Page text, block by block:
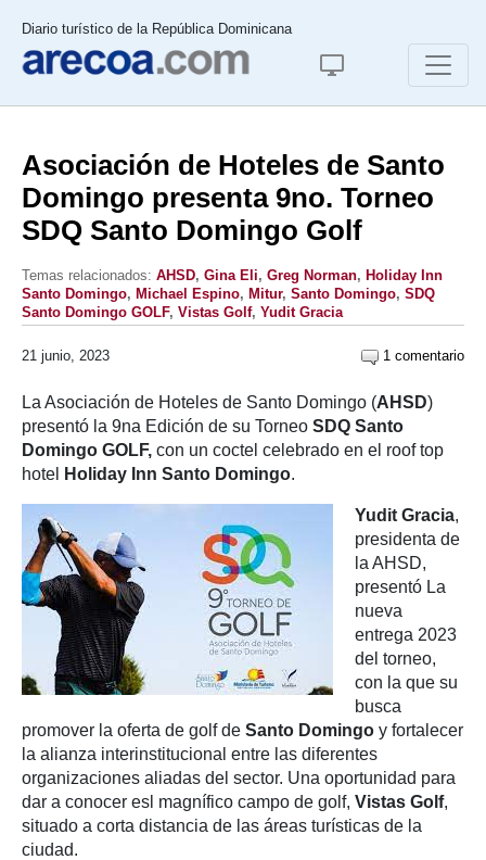
Diario turístico de la República Dominicana
Asociación de Hoteles de Santo
Domingo presenta 9no. Torneo
SDQ Santo Domingo Golf
Temas relacionados: AHSD, Gina Eli, Greg Norman, Holiday Inn
Santo Domingo, Michael Espino, Mitur, Santo Domingo, SDQ
Santo Domingo GOLF, Vistas Golf, Yudit Gracia
21 junio, 2023 1 comentario
La Asociación de Hoteles de Santo Domingo (AHSD)
presentó la 9na Edición de su Torneo SDQ Santo
Domingo GOLF, con un coctel celebrado en el roof top
hotel
Holiday Inn Santo Domingo.
Yudit Gracia,
presidenta de
la AHSD,
presentó La
nueva
entrega 2023
del torneo,
con la que su
busca
promover la oferta de golf de Santo Domingo y fortalecer
la alianza interinstitucional entre las diferentes
organizaciones aliadas del sector. Una oportunidad para
dar a conocer esl magnífico campo de golf, Vistas Golf,
situado a corta distancia de las áreas turísticas de la
ciudad.